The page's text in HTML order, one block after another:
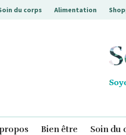
du corps Alimentation
Bien être Soin du